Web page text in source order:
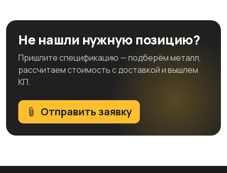
Не нашли нужную позицию?
Пришлите спецификацию — подберём металл,
рассчитаем стоимость с доставкой и вышлем
КП.
Отправить заявку